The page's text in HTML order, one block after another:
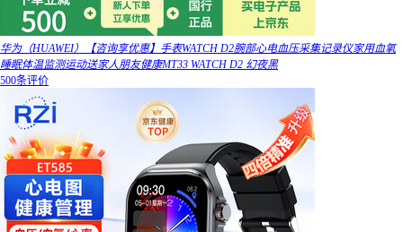
华为（HUAWEI）【咨询享优惠】手表WATCH D2腕部心电血压采集记录仪家用血氧
睡眠体温监测运动送家人朋友健康MT33 WATCH D2 幻夜黑
500条评价